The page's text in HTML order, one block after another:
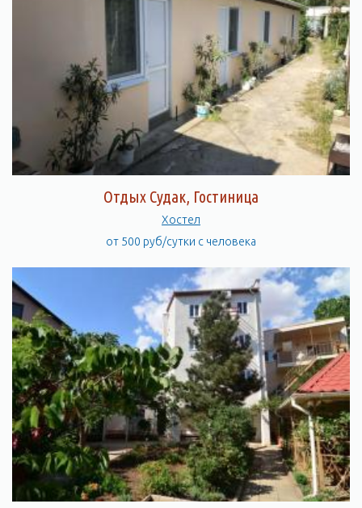
Отдых Судак, Гостиница
Хостел
от 500 руб/сутки с человека